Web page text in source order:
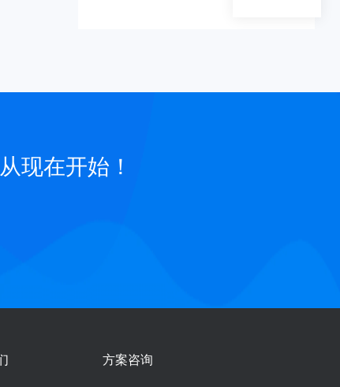
现在开始！
方案咨询